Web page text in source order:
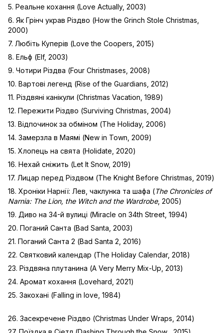
5. Реальне кохання (Love Actually, 2003)
6. Як Грінч украв Різдво (How the Grinch Stole Christmas,
2000)
7. Любіть Куперів (Love the Coopers, 2015)
8. Ельф (Elf, 2003)
9. Чотири Різдва (Four Christmases, 2008)
10. Вартові легенд (Rise of the Guardians, 2012)
11. Різдвяні канікули (Christmas Vacation, 1989)
12. Пережити Різдво (Surviving Christmas, 2004)
13. Відпочинок за обміном (The Holiday, 2006)
14. Замерзла в Маямі (New in Town, 2009)
15. Хлопець на свята (Holidate, 2020)
16. Нехай сніжить (Let It Snow, 2019)
17. Лицар перед Різдвом (The Knight Before Christmas, 2019)
18. Хроніки Нарнії: Лев, чаклунка та шафа (The Chronicles of
Narnia: The Lion, the Witch and the Wardrobe, 2005)
19. Диво на 34-й вулиці (Miracle on 34th Street, 1994)
20. Поганий Санта (Bad Santa, 2003)
21. Поганий Санта 2 (Bad Santa 2, 2016)
22. Святковий календар (The Holiday Calendar, 2018)
23. Різдвяна плутанина (A Very Merry Mix-Up, 2013)
24. Аромат кохання (Lovehard, 2021)
25. Закохані (Falling in love, 1984)
26. Засекречене Різдво (Christmas Under Wraps, 2014)